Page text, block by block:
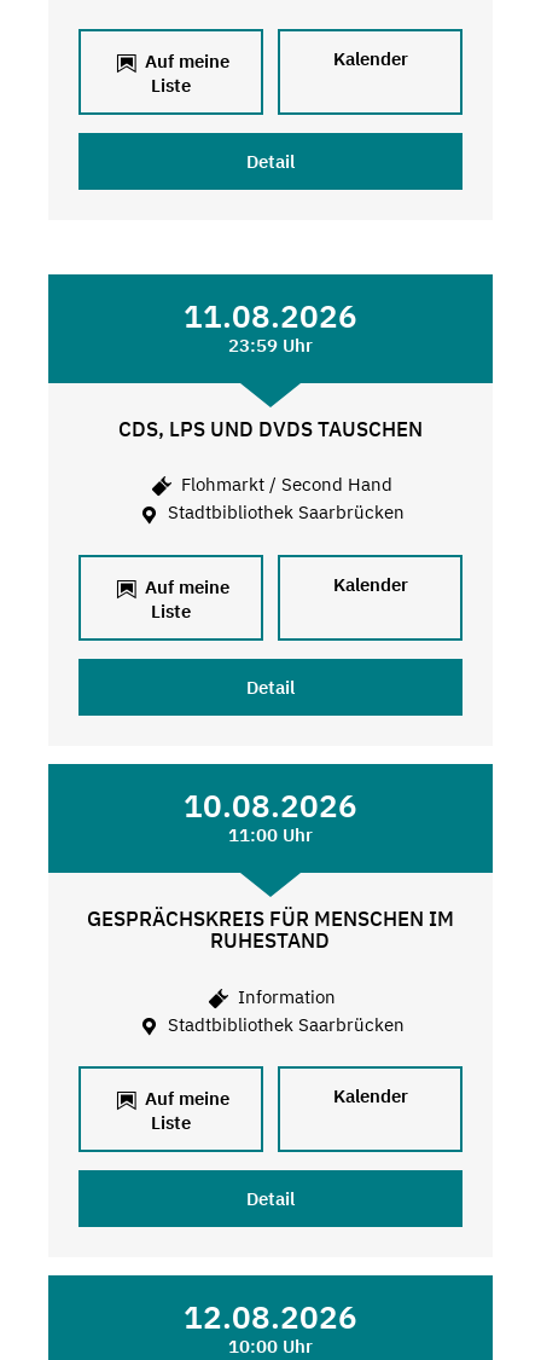
Auf meine
Liste
Kalender
Detail
11.08.2026
23:59 Uhr
CDS, LPS UND DVDS TAUSCHEN
Flohmarkt / Second Hand
Stadtbibliothek Saarbrücken
Auf meine
Liste
Kalender
Detail
10.08.2026
11:00 Uhr
GESPRÄCHSKREIS FÜR MENSCHEN IM
RUHESTAND
Information
Stadtbibliothek Saarbrücken
Auf meine
Liste
Kalender
Detail
12.08.2026
10:00 Uhr